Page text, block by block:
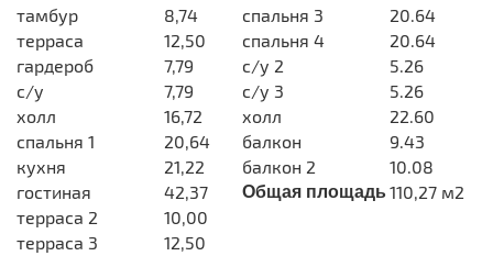
тамбур
8,74
терраса
12,50
гардероб
7,79
с/у
7,79
холл
16,72
спальня 1
20,64
кухня
21,22
гостиная
42,37
терраса 2
10,00
терраса 3
12,50
спальня 3
20.64
спальня 4
20.64
с/у 2
5.26
с/у 3
5.26
холл
22.60
балкон
9.43
балкон 2
10.08
Общая площадь110,27 м2